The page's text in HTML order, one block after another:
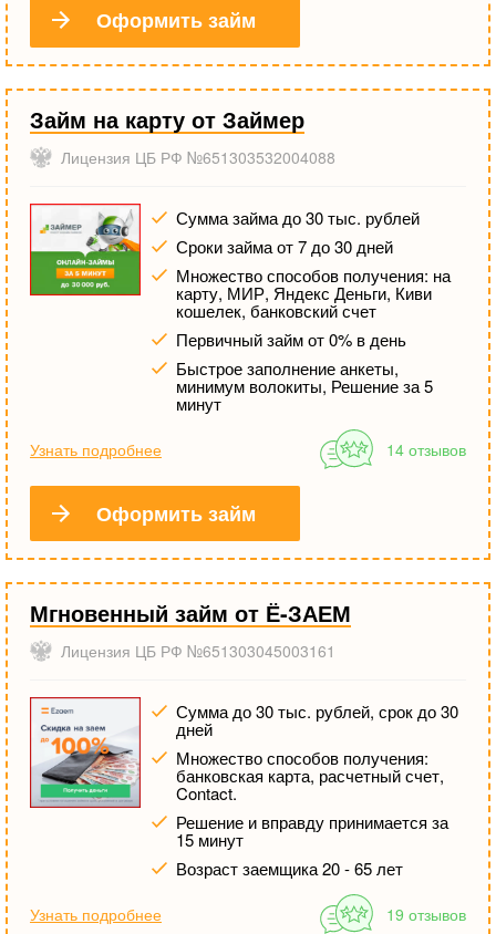
Оформить займ
Займ на карту от Займер
Лицензия ЦБ РФ №651303532004088
Сумма займа до 30 тыс. рублей
Сроки займа от 7 до 30 дней
Множество способов получения: на
карту, МИР, Яндекс Деньги, Киви
кошелек, банковский счет
Первичный займ от 0% в день
Быстрое заполнение анкеты,
минимум волокиты, Решение за 5
минут
Узнать подробнее 14 отзывов
Оформить займ
Мгновенный займ от Ё-ЗАЕМ
Лицензия ЦБ РФ №651303045003161
Сумма до 30 тыс. рублей, срок до 30
дней
Множество способов получения:
банковская карта, расчетный счет,
Contact.
Решение и вправду принимается за
15 минут
Возраст заемщика 20 - 65 лет
Узнать подробнее 19 отзывов